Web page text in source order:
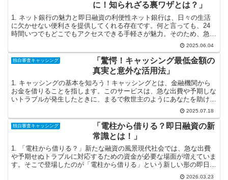
に！知られざる裏ワザとは？」
1. ネット銀行の魅力と即日融資の利便性ネット銀行は、日々の生活
に欠かせない便利さを提供してくれる存在です。何と言っても、24
時間いつでもどこでもアクセスできる手軽さが魅力。そのため、急な
支出が必要になった際もすぐに対応できるのがポイントで...2025.06.04
独自審査キャッシング
「驚愕！キャッシング最低金額の
真実と意外な活用法」
1. キャッシングの基本を知ろう！キャッシングとは、金融機関から
お金を借りることを指します。このサービスは、急な出費や予期しな
いトラブルが発生したときに、まるで救世主のようにあなたを助けて
くれる存在です！ただし、利用する際には借入額の最低金...2025.07.18
独自審査キャッシング
「電柱から借りる？即日融資の新
常識とは！」
1. 「電柱から借りる？」新たな融資の風景現代社会では、急な出費
や予期せぬトラブルに対応するための資金が必要な場面が増えていま
す。そこで登場したのが「電柱から借りる」という新しい形の即日融
資です。このユニークなアプローチは、従来の銀行や消費...2026.03.23